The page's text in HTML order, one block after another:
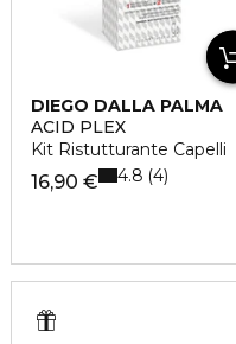
DIEGO DALLA PALMA
ACID PLEX
Kit Ristutturante Capelli
16,90 € 4.8 4